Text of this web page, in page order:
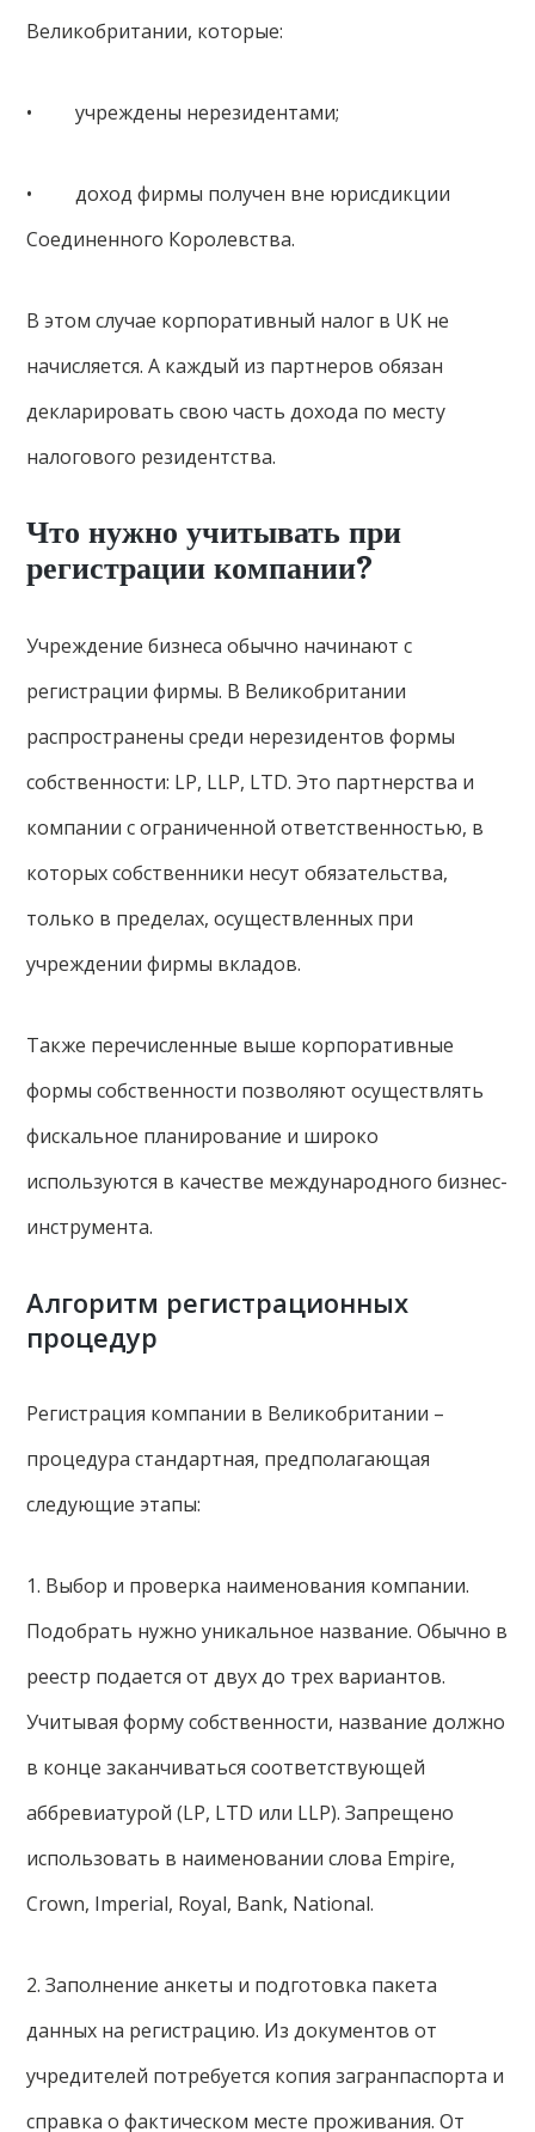
Великобритании, которые:
• учреждены нерезидентами;
• доход фирмы получен вне юрисдикции
Соединенного Королевства.
В этом случае корпоративный налог в UK не
начисляется. А каждый из партнеров обязан
декларировать свою часть дохода по месту
налогового резидентства.
Что нужно учитывать при
регистрации компании?
Учреждение бизнеса обычно начинают с
регистрации фирмы. В Великобритании
распространены среди нерезидентов формы
собственности: LP, LLP, LTD. Это партнерства и
компании с ограниченной ответственностью, в
которых собственники несут обязательства,
только в пределах, осуществленных при
учреждении фирмы вкладов.
Также перечисленные выше корпоративные
формы собственности позволяют осуществлять
фискальное планирование и широко
используются в качестве международного бизнес-
инструмента.
Алгоритм регистрационных
процедур
Регистрация компании в Великобритании –
процедура стандартная, предполагающая
следующие этапы:
1. Выбор и проверка наименования компании.
Подобрать нужно уникальное название. Обычно в
реестр подается от двух до трех вариантов.
Учитывая форму собственности, название должно
в конце заканчиваться соответствующей
аббревиатурой (LP, LTD или LLP). Запрещено
использовать в наименовании слова Empire,
Crown, Imperial, Royal, Bank, National.
2. Заполнение анкеты и подготовка пакета
данных на регистрацию. Из документов от
учредителей потребуется копия загранпаспорта и
справка о фактическом месте проживания. От